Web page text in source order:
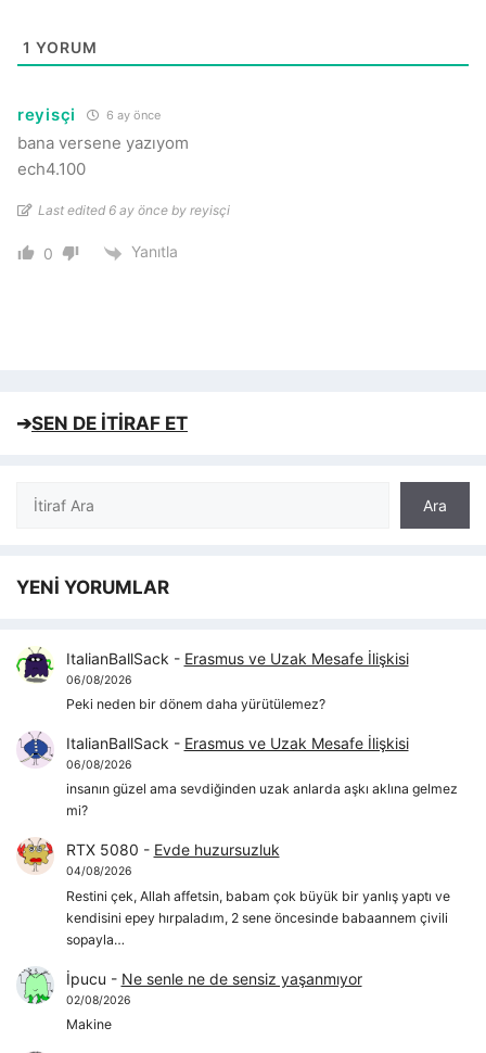
1 YORUM
reyisçi 6 ay önce
bana versene yazıyom
ech4.100
Last edited 6 ay önce by reyisçi
0 Yanıtla
➔SEN DE İTİRAF ET
Ara
Ara
YENİ YORUMLAR
ItalianBallSack - Erasmus ve Uzak Mesafe İlişkisi
06/08/2026
Peki neden bir dönem daha yürütülemez?
ItalianBallSack - Erasmus ve Uzak Mesafe İlişkisi
06/08/2026
insanın güzel ama sevdiğinden uzak anlarda aşkı aklına gelmez
mi?
RTX 5080 - Evde huzursuzluk
04/08/2026
Restini çek, Allah affetsin, babam çok büyük bir yanlış yaptı ve
kendisini epey hırpaladım, 2 sene öncesinde babaannem çivili
sopayla…
İpucu - Ne senle ne de sensiz yaşanmıyor
02/08/2026
Makine